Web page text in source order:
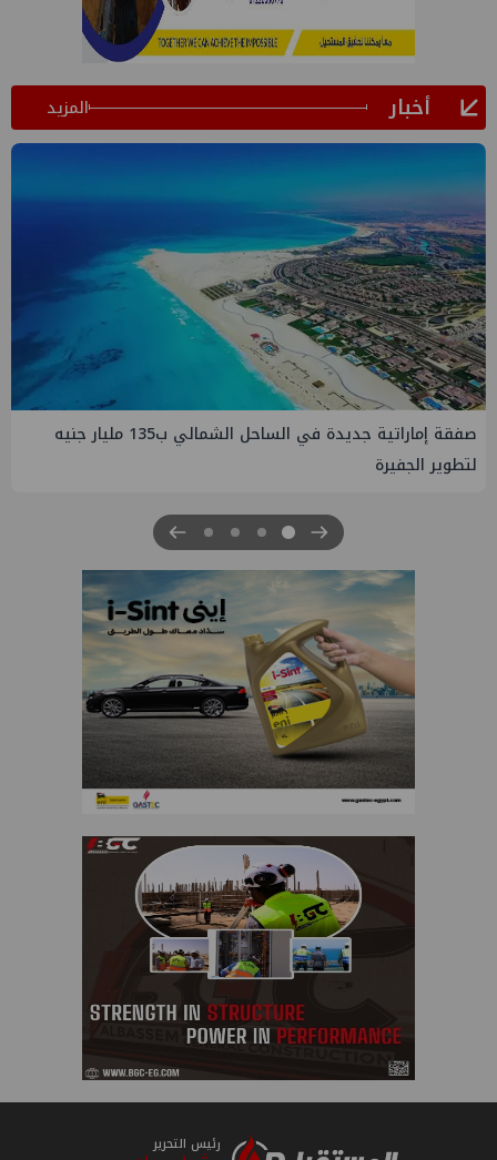
أخبار المزيد
صفقة إماراتية جديدة في الساحل الشمالي ب135 مليار جنيه
لتطوير الجفيرة
رئيس التحرير